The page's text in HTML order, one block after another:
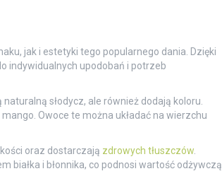
jak i estetyki tego popularnego dania. Dzięki
indywidualnych upodobań i potrzeb
słodycz, ale również dodają koloru.
Owoce te można układać na wierzchu
oraz dostarczają zdrowych tłuszczów.
białka i błonnika, co podnosi wartość odżywczą